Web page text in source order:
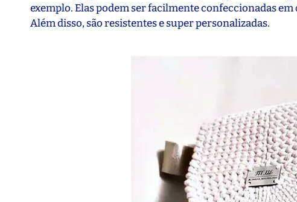
exemplo. Elas podem ser facilmente confeccionadas
Além disso, são resistentes e super personalizadas.